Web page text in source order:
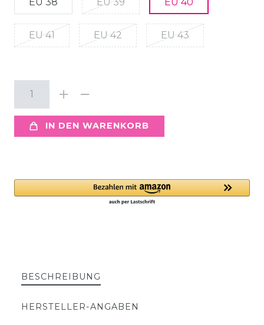
EU 41 EU 42 EU 43
IN DEN WARENKORB
BESCHREIBUNG
HERSTELLER-ANGABEN